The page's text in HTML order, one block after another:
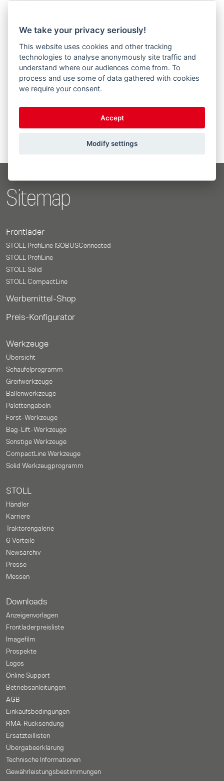
Previous 1 Next
Sitemap
Frontlader
STOLL ProfiLine ISOBUSConnected
STOLL ProfiLine
STOLL Solid
STOLL CompactLine
Werbemittel-Shop
Preis-Konfigurator
Werkzeuge
Übersicht
Schaufelprogramm
Greifwerkzeuge
Ballenwerkzeuge
Palettengabeln
Forst-Werkzeuge
Bag-Lift-Werkzeuge
Sonstige Werkzeuge
CompactLine Werkzeuge
Solid Werkzeugprogramm
STOLL
Händler
Karriere
Traktorengalerie
6 Vorteile
Newsarchiv
Presse
Messen
Downloads
Anzeigenvorlagen
Frontladerpreisliste
Imagefilm
Prospekte
Logos
Online Support
Betriebsanleitungen
AGB
Einkaufsbedingungen
RMA-Rücksendung
Ersatzteillisten
Übergabeerklärung
Technische Informationen
Gewährleistungs­bestimmungen
We take your privacy seriously!
This website uses cookies and other tracking
technologies to analyse anonymously site traffic and
understand where our audiences come from. To
process and use some of data gathered with cookies
we require your consent.
Accept
Modify settings